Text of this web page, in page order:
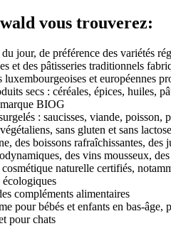
vous trouverez:
jour, de préférence des variétés
et des pâtisseries traditionnels
luxembourgeoises et européennes
secs : céréales, épices, huiles,
BIOG
: saucisses, viande, poisson,
sans gluten et sans lactose
des boissons rafraîchissantes, des
des vins mousseux,
naturelle certifiés,
écologiques
compléments alimentaires
pour bébés et enfants en bas-
pour chats